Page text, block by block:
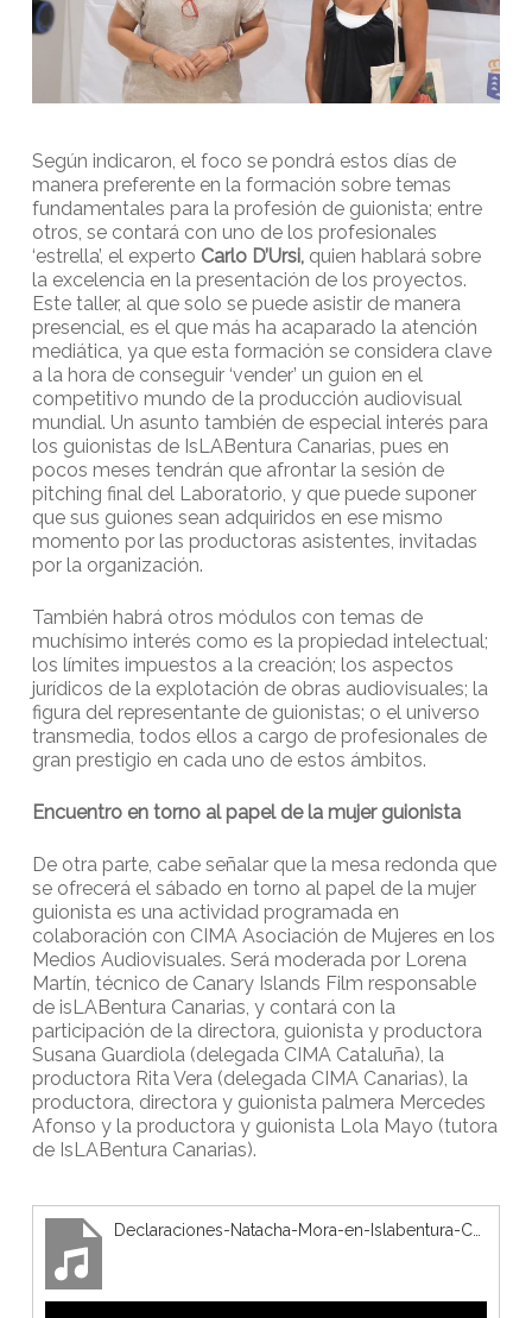
Según indicaron, el foco se pondrá estos días de
manera preferente en la formación sobre temas
fundamentales para la profesión de guionista; entre
otros, se contará con uno de los profesionales
‘estrella’, el experto Carlo D’Ursi,quien hablará sobre
la excelencia en la presentación de los proyectos.
Este taller, al que solo se puede asistir de manera
presencial, es el que más ha acaparado la atención
mediática, ya que esta formación se considera clave
a la hora de conseguir ‘vender’ un guion en el
competitivo mundo de la producción audiovisual
mundial. Un asunto también de especial interés para
los guionistas de IsLABentura Canarias, pues en
pocos meses tendrán que afrontar la sesión de
pitching final del Laboratorio, y que puede suponer
que sus guiones sean adquiridos en ese mismo
momento por las productoras asistentes, invitadas
por la organización.
También habrá otros módulos con temas de
muchísimo interés como es la propiedad intelectual;
los límites impuestos a la creación; los aspectos
jurídicos de la explotación de obras audiovisuales; la
figura del representante de guionistas; o el universo
transmedia, todos ellos a cargo de profesionales de
gran prestigio en cada uno de estos ámbitos.
Encuentro en torno al papel de la mujer guionista
De otra parte, cabe señalar que la mesa redonda que
se ofrecerá el sábado en torno al papel de la mujer
guionista es una actividad programada en
colaboración con CIMA Asociación de Mujeres en los
Medios Audiovisuales. Será moderada por Lorena
Martín, técnico de Canary Islands Film responsable
de isLABentura Canarias, y contará con la
participación de la directora, guionista y productora
Susana Guardiola (delegada CIMA Cataluña), la
productora Rita Vera (delegada CIMA Canarias), la
productora, directora y guionista palmera Mercedes
Afonso y la productora y guionista Lola Mayo (tutora
de IsLABentura Canarias).
Declaraciones-Natacha-Mora-en-Islabentura-Canarias